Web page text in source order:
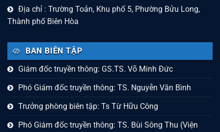
Địa chỉ : Trường Toản, Khu phố 5, Phường Bửu Long,
Thành phố Biên Hòa
BAN BIÊN TẬP
Giám đốc truyền thông: GS.TS. Võ Minh Đức
Phó Giám đốc truyền thông: TS. Nguyễn Văn Bình
Trưởng phòng biên tập: Ts Từ Hữu Công
Phó Giám đốc truyền thông: TS. Bùi Sông Thu (Viện